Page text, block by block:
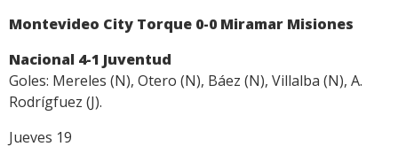
Montevideo City Torque 0-0 Miramar Misiones
Nacional 4-1 Juventud
Goles: Mereles (N), Otero (N), Báez (N), Villalba (N), A.
Rodrígfuez (J).
Jueves 19